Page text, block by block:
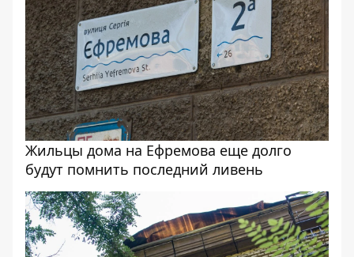
Жильцы дома на Ефремова еще долго
будут помнить последний ливень